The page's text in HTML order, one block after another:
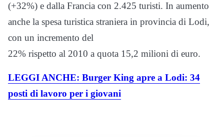
(+32%) e dalla Francia con 2.425 turisti. In aumento
anche la spesa turistica straniera in provincia di Lodi,
con un incremento del
22% rispetto al 2010 a quota 15,2 milioni di euro.
LEGGI ANCHE: Burger King apre a Lodi: 34
posti di lavoro per i giovani